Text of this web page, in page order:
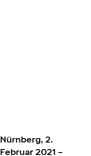
Nürnberg, 2.
Februar 2021 –